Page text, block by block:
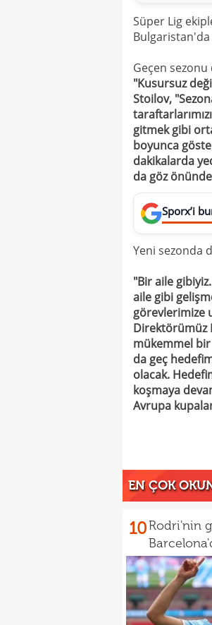
Süper Lig
Geçen
"Kusursuz
Stoilov,
gitmek gibi
boyunca
dakikalarda
da göz
Sporx’i
Yeni sezonda
"Bir aile
aile gibi
görevlerimize
Direktörümüz
mükemmel bir
da geç
olacak.
koşmaya
Avrupa
EN ÇOK
10Rodri'nin